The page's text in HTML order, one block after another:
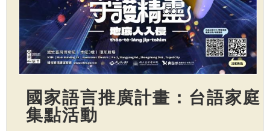
國家語言推廣計畫：台語家庭
集點活動